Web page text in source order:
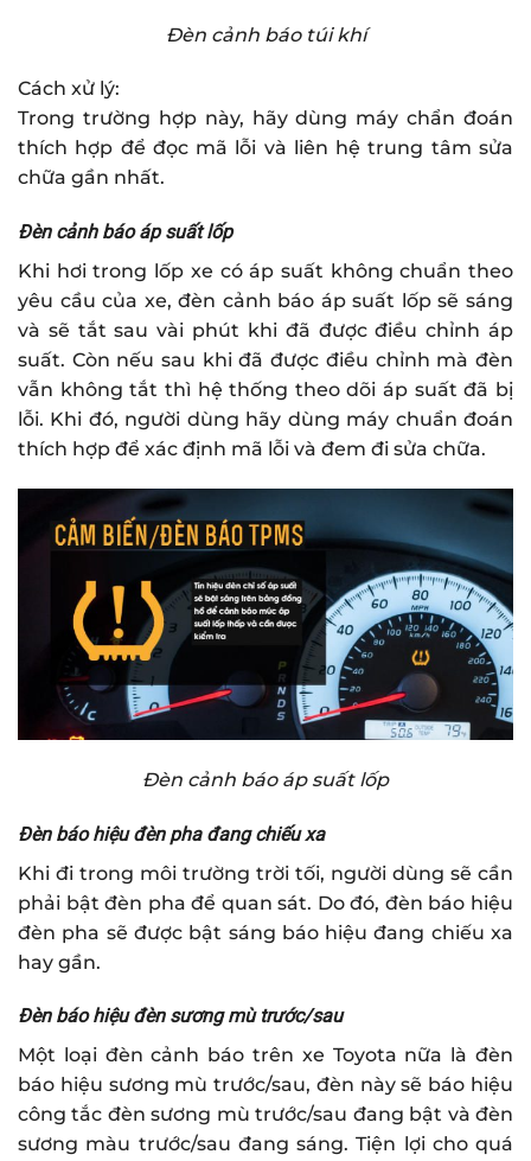
Đèn cảnh báo túi khí
Cách xử lý:
Trong trường hợp này, hãy dùng máy chẩn đoán
thích hợp để đọc mã lỗi và liên hệ trung tâm sửa
chữa gần nhất.
Đèn cảnh báo áp suất lốp
Khi hơi trong lốp xe có áp suất không chuẩn theo
yêu cầu của xe, đèn cảnh báo áp suất lốp sẽ sáng
và sẽ tắt sau vài phút khi đã được điều chỉnh áp
suất. Còn nếu sau khi đã được điều chỉnh mà đèn
vẫn không tắt thì hệ thống theo dõi áp suất đã bị
lỗi. Khi đó, người dùng hãy dùng máy chuẩn đoán
thích hợp để xác định mã lỗi và đem đi sửa chữa.
Đèn cảnh báo áp suất lốp
Đèn báo hiệu đèn pha đang chiếu xa
Khi đi trong môi trường trời tối, người dùng sẽ cần
phải bật đèn pha để quan sát. Do đó, đèn báo hiệu
đèn pha sẽ được bật sáng báo hiệu đang chiếu xa
hay gần.
Đèn báo hiệu đèn sương mù trước/sau
Một loại đèn cảnh báo trên xe Toyota nữa là đèn
báo hiệu sương mù trước/sau, đèn này sẽ báo hiệu
công tắc đèn sương mù trước/sau đang bật và đèn
sương màu trước/sau đang sáng. Tiện lợi cho quá